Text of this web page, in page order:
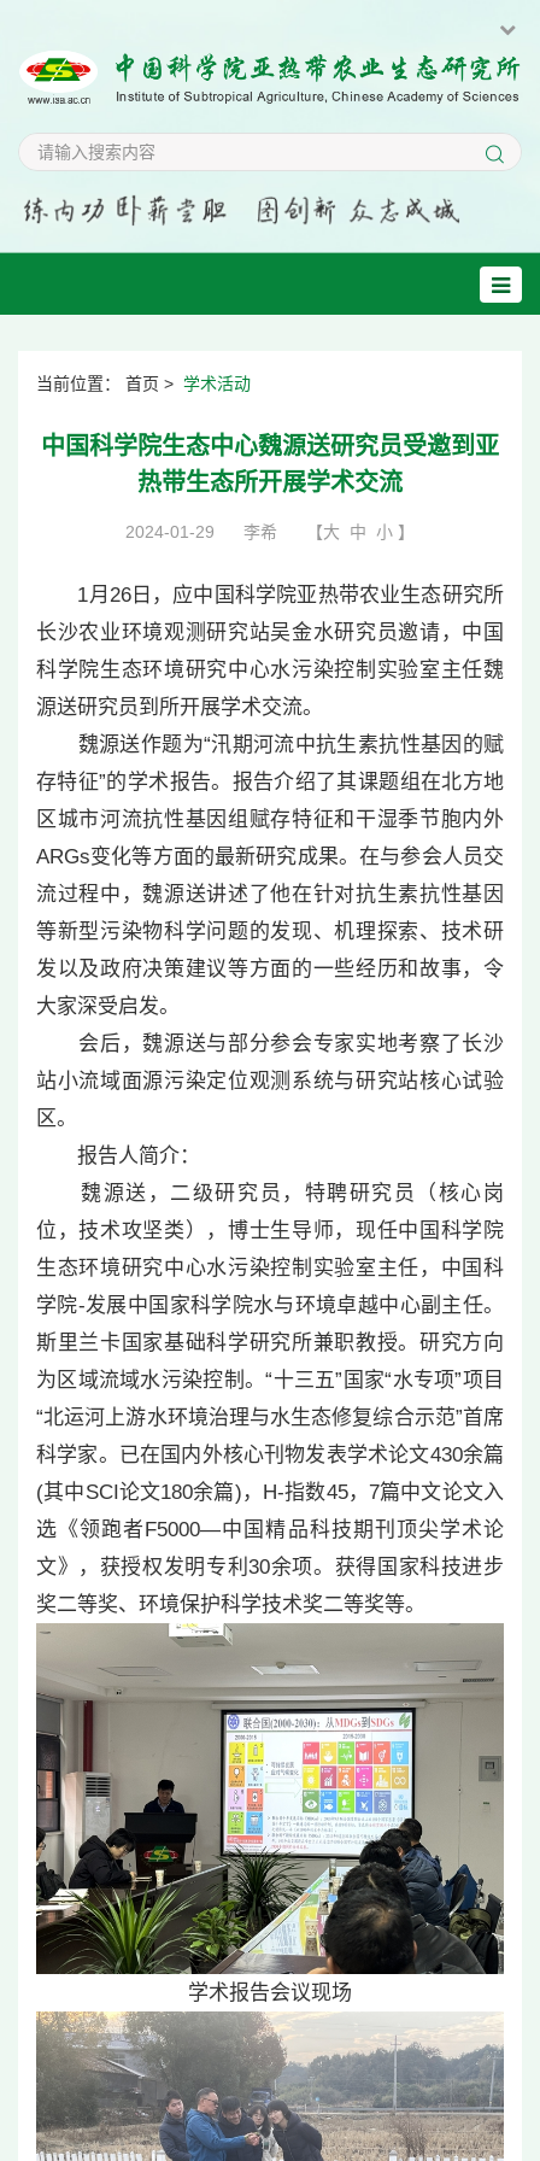
当前位置： 首页 > 学术活动
中国科学院生态中心魏源送研究员受邀到亚
热带生态所开展学术交流
2024-01-29 李希 【大 中 小 】
1月26日，应中国科学院亚热带农业生态研究所
长沙农业环境观测研究站吴金水研究员邀请，中国
科学院生态环境研究中心水污染控制实验室主任魏
源送研究员到所开展学术交流。
魏源送作题为“汛期河流中抗生素抗性基因的赋
存特征”的学术报告。报告介绍了其课题组在北方地
区城市河流抗性基因组赋存特征和干湿季节胞内外
ARGs变化等方面的最新研究成果。在与参会人员交
流过程中，魏源送讲述了他在针对抗生素抗性基因
等新型污染物科学问题的发现、机理探索、技术研
发以及政府决策建议等方面的一些经历和故事，令
大家深受启发。
会后，魏源送与部分参会专家实地考察了长沙
站小流域面源污染定位观测系统与研究站核心试验
区。
报告人简介：
魏源送，二级研究员，特聘研究员（核心岗
位，技术攻坚类），博士生导师，现任中国科学院
生态环境研究中心水污染控制实验室主任，中国科
学院-发展中国家科学院水与环境卓越中心副主任。
斯里兰卡国家基础科学研究所兼职教授。研究方向
为区域流域水污染控制。“十三五”国家“水专项”项目
“北运河上游水环境治理与水生态修复综合示范”首席
科学家。已在国内外核心刊物发表学术论文430余篇
(其中SCI论文180余篇)，H-指数45，7篇中文论文入
选《领跑者F5000—中国精品科技期刊顶尖学术论
文》，获授权发明专利30余项。获得国家科技进步
奖二等奖、环境保护科学技术奖二等奖等。
学术报告会议现场